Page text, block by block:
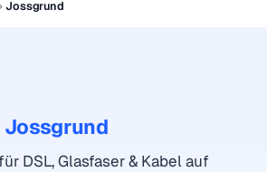
Jossgrund
Jossgrund
DSL, Glasfaser & Kabel auf